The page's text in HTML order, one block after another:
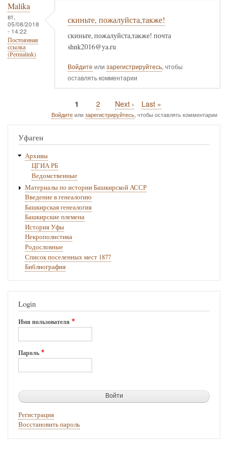
Malika
вт,
05/08/2018
- 14:22
Постоянная
ссылка
(Permalink)
скиньте, пожалуйста,также!
скиньте, пожалуйста,также! почта
shnk2016@ya.ru
Войдите или зарегистрируйтесь, чтобы
оставлять комментарии
страниц
Текущая
страница
1 Page
2
Следующая
страница
Next ›
Последняя
страница
Last »
Войдитеилизарегистрируйтесь, чтобы оставлять комментарии
Уфаген
Архивы
ЦГИА РБ
Ведомственные
Материалы по истории Башкирской АССР
Введение в генеалогию
Башкирская генеалогия
Башкирские племена
История Уфы
Некрополистика
Родословные
Список поселенных мест 1877
Библиография
Login
Имя пользователя
Пароль
Регистрация
Восстановить пароль